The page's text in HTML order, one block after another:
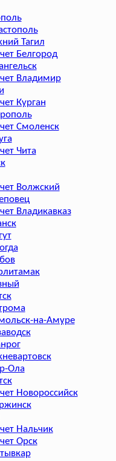
Тагил
Белгород
Владимир
Курган
Смоленск
Чита
Волжский
Владикавказ
на-Амуре
Ола
Новороссийск
Нальчик
Орск